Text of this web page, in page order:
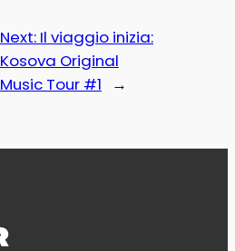
Next: Il viaggio inizia:
Kosova Original
Music Tour #1
→